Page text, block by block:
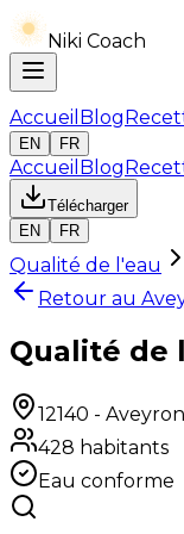
Niki Coach
Accueil Blog
EN
FR
Accueil Blog
Télécharger
EN
FR
Qualité de l'eau
Retour au
Qualité de
12140 - Aveyron
428 habitants
Eau conforme